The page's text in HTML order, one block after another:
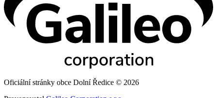
Oficiální stránky obce Dolní Ředice © 2026